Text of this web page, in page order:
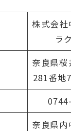
株式会社
ラ
奈良県桜
281番地
奈良県内